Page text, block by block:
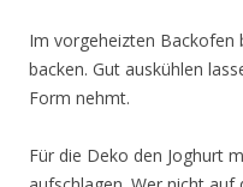
Im vorgeheizten Backofen
backen. Gut auskühlen
Form nehmt.
Für die Deko den Joghurt